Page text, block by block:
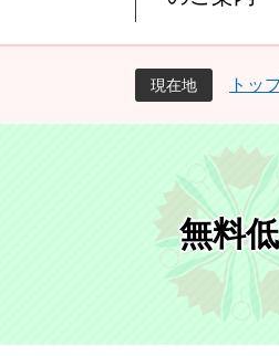
現在地 トッ
無料